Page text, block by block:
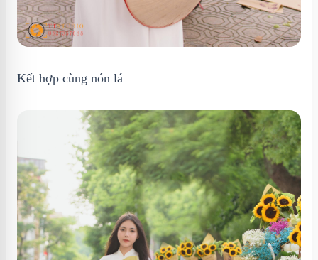
Kết hợp cùng nón lá